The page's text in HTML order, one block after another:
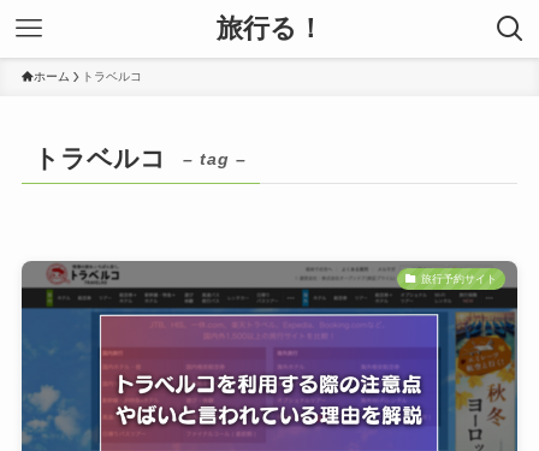
旅行る！
ホーム トラベルコ
トラベルコ – tag –
旅行予約サイト